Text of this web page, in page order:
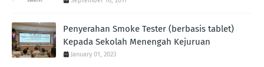
Penyerahan Smoke Tester (berbasis tablet)
Kepada Sekolah Menengah Kejuruan
January 01, 2023